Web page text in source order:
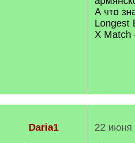
А что
Longest
X Match
Daria1
22 июня